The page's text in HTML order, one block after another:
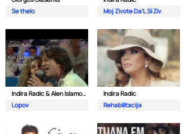
Se thelo
Moj Zivote Da’L Si Ziv
Indira Radic & Alen Islamovic
Lopov
Indira Radic
Rehabilitacija